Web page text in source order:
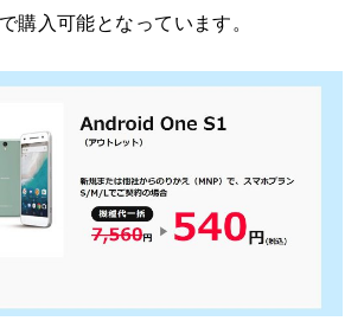
購入可能となっています。